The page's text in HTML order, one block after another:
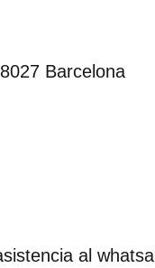
Barcelona
al